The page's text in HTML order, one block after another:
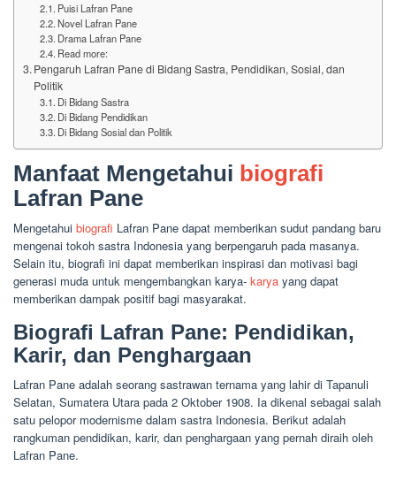
Puisi Lafran Pane
Novel Lafran Pane
Drama Lafran Pane
Read more:
Pengaruh Lafran Pane di Bidang Sastra, Pendidikan, Sosial, dan
Politik
Di Bidang Sastra
Di Bidang Pendidikan
Di Bidang Sosial dan Politik
Manfaat Mengetahui biografi
Lafran Pane
Mengetahui biografi Lafran Pane dapat memberikan sudut pandang baru
mengenai tokoh sastra Indonesia yang berpengaruh pada masanya.
Selain itu, biografi ini dapat memberikan inspirasi dan motivasi bagi
generasi muda untuk mengembangkan karya- karya yang dapat
memberikan dampak positif bagi masyarakat.
Biografi Lafran Pane: Pendidikan,
Karir, dan Penghargaan
Lafran Pane adalah seorang sastrawan ternama yang lahir di Tapanuli
Selatan, Sumatera Utara pada 2 Oktober 1908. Ia dikenal sebagai salah
satu pelopor modernisme dalam sastra Indonesia. Berikut adalah
rangkuman pendidikan, karir, dan penghargaan yang pernah diraih oleh
Lafran Pane.